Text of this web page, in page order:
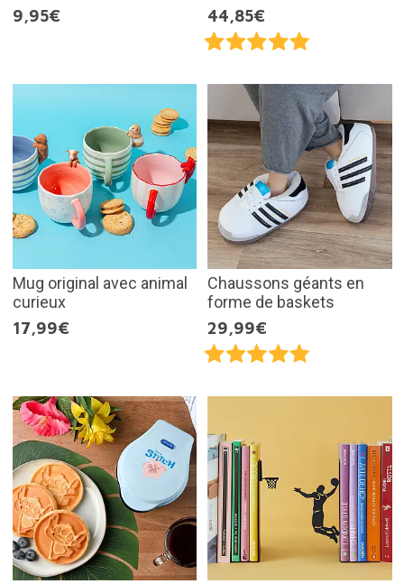
9,95€ 44,85€
Mug original avec animal
curieux
17,99€
Chaussons géants en
forme de baskets
29,99€